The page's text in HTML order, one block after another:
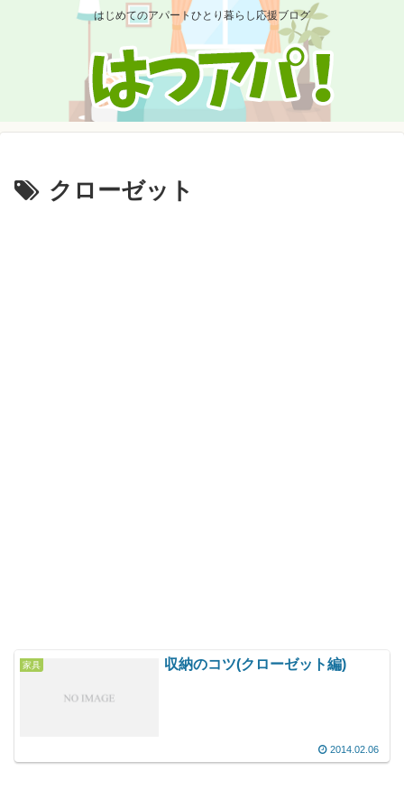
はじめてのアパートひとり暮らし応援ブログ
クローゼット
家具 収納のコツ(クローゼット編)
2014.02.06